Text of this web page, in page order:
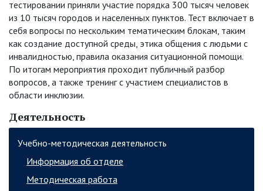
Деятельность
Учебно-методическая деятельность
Информация об отделе
Методическая работа
тестировании приняли участие порядка 300 тысяч человек
из 10 тысяч городов и населенных пунктов. Тест включает в
себя вопросы по нескольким тематическим блокам, таким
как создание доступной среды, этика общения с людьми с
инвалидностью, правила оказания ситуационной помощи.
По итогам мероприятия проходит публичный разбор
вопросов, а также тренинг с участием специалистов в
области инклюзии.